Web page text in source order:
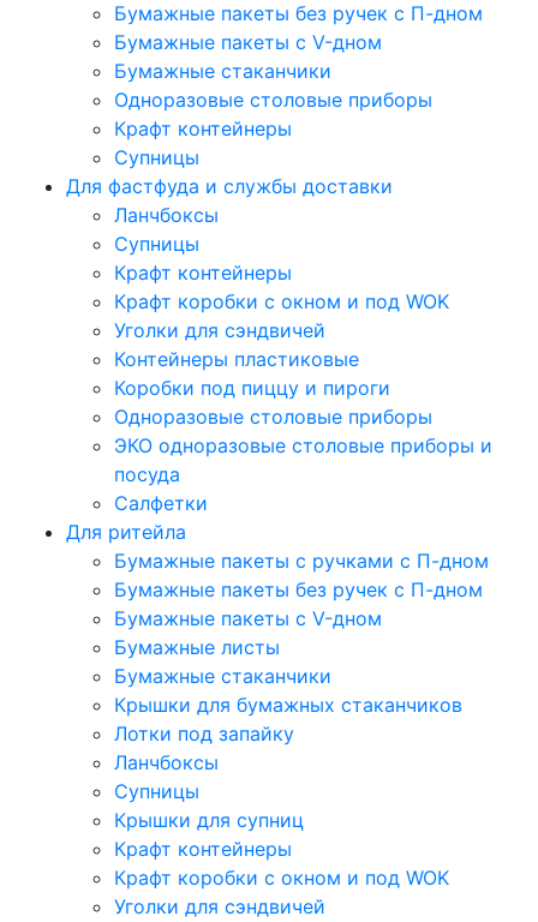
Бумажные пакеты без ручек с П-дном
Бумажные пакеты с V-дном
Бумажные стаканчики
Одноразовые столовые приборы
Крафт контейнеры
Супницы
Для фастфуда и службы доставки
Ланчбоксы
Супницы
Крафт контейнеры
Крафт коробки с окном и под WOK
Уголки для сэндвичей
Контейнеры пластиковые
Коробки под пиццу и пироги
Одноразовые столовые приборы
ЭКО одноразовые столовые приборы и
посуда
Салфетки
Для ритейла
Бумажные пакеты с ручками с П-дном
Бумажные пакеты без ручек с П-дном
Бумажные пакеты с V-дном
Бумажные листы
Бумажные стаканчики
Крышки для бумажных стаканчиков
Лотки под запайку
Ланчбоксы
Супницы
Крышки для супниц
Крафт контейнеры
Крафт коробки с окном и под WOK
Уголки для сэндвичей